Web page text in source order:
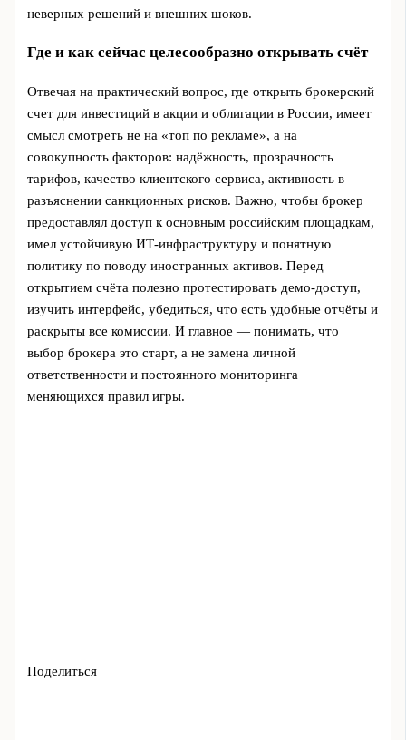
неверных решений и внешних шоков.
Где и как сейчас целесообразно открывать счёт
Отвечая на практический вопрос, где открыть брокерский
счет для инвестиций в акции и облигации в России, имеет
смысл смотреть не на «топ по рекламе», а на
совокупность факторов: надёжность, прозрачность
тарифов, качество клиентского сервиса, активность в
разъяснении санкционных рисков. Важно, чтобы брокер
предоставлял доступ к основным российским площадкам,
имел устойчивую ИТ-инфраструктуру и понятную
политику по поводу иностранных активов. Перед
открытием счёта полезно протестировать демо-доступ,
изучить интерфейс, убедиться, что есть удобные отчёты и
раскрыты все комиссии. И главное — понимать, что
выбор брокера это старт, а не замена личной
ответственности и постоянного мониторинга
меняющихся правил игры.
Поделиться